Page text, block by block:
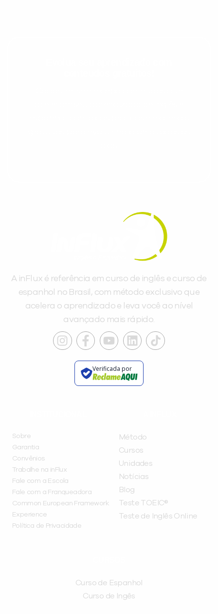
A inFlux é referência em curso de inglês e curso de
espanhol no Brasil, com método exclusivo que
acelera o aprendizado e leva você ao nível
avançado mais rápido.
Verificada por
Sobre
Garantia
Convênios
Trabalhe na inFlux
Fale com a Escola
Fale com a Franqueadora
Common European Framework
Experience
Política de Privacidade
Método
Cursos
Unidades
Notícias
Blog
Teste TOEIC®
Teste de Inglês Online
Curso de Espanhol
Curso de Ingês